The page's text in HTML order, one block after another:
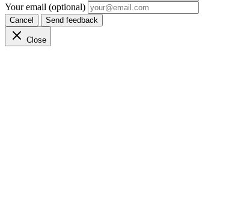
Your email (optional)
Cancel Send feedback
Close